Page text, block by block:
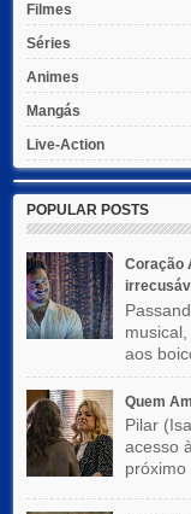
Filmes
Séries
Animes
Mangás
Live-Action
POPULAR POSTS
Coração
aos
Quem
Pilar
acesso
próximo